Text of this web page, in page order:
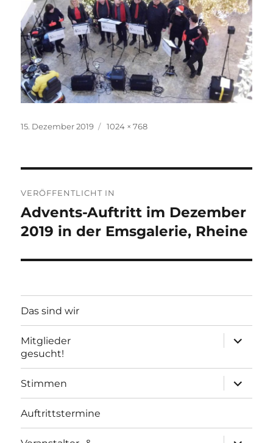
Veröffentlicht
15. Dezember 2019 Originalgröße
1024 × 768
VERÖFFENTLICHT IN
Advents-Auftritt im Dezember
2019 in der Emsgalerie, Rheine
Das sind wir
Mitglieder
gesucht!
öffnen
Stimmen
öffnen
Auftrittstermine